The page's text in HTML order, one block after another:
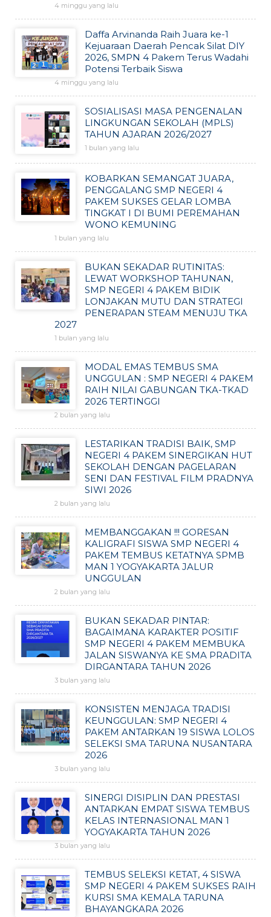
4 minggu yang lalu
Daffa Arvinanda Raih Juara ke-1
Kejuaraan Daerah Pencak Silat DIY
2026, SMPN 4 Pakem Terus Wadahi
Potensi Terbaik Siswa
4 minggu yang lalu
SOSIALISASI MASA PENGENALAN
LINGKUNGAN SEKOLAH (MPLS)
TAHUN AJARAN 2026/2027
1 bulan yang lalu
KOBARKAN SEMANGAT JUARA,
PENGGALANG SMP NEGERI 4
PAKEM SUKSES GELAR LOMBA
TINGKAT I DI BUMI PEREMAHAN
WONO KEMUNING
1 bulan yang lalu
BUKAN SEKADAR RUTINITAS:
LEWAT WORKSHOP TAHUNAN,
SMP NEGERI 4 PAKEM BIDIK
LONJAKAN MUTU DAN STRATEGI
PENERAPAN STEAM MENUJU TKA
2027
1 bulan yang lalu
MODAL EMAS TEMBUS SMA
UNGGULAN : SMP NEGERI 4 PAKEM
RAIH NILAI GABUNGAN TKA-TKAD
2026 TERTINGGI
2 bulan yang lalu
LESTARIKAN TRADISI BAIK, SMP
NEGERI 4 PAKEM SINERGIKAN HUT
SEKOLAH DENGAN PAGELARAN
SENI DAN FESTIVAL FILM PRADNYA
SIWI 2026
2 bulan yang lalu
MEMBANGGAKAN !!! GORESAN
KALIGRAFI SISWA SMP NEGERI 4
PAKEM TEMBUS KETATNYA SPMB
MAN 1 YOGYAKARTA JALUR
UNGGULAN
2 bulan yang lalu
BUKAN SEKADAR PINTAR:
BAGAIMANA KARAKTER POSITIF
SMP NEGERI 4 PAKEM MEMBUKA
JALAN SISWANYA KE SMA PRADITA
DIRGANTARA TAHUN 2026
3 bulan yang lalu
KONSISTEN MENJAGA TRADISI
KEUNGGULAN: SMP NEGERI 4
PAKEM ANTARKAN 19 SISWA LOLOS
SELEKSI SMA TARUNA NUSANTARA
2026
3 bulan yang lalu
SINERGI DISIPLIN DAN PRESTASI
ANTARKAN EMPAT SISWA TEMBUS
KELAS INTERNASIONAL MAN 1
YOGYAKARTA TAHUN 2026
3 bulan yang lalu
TEMBUS SELEKSI KETAT, 4 SISWA
SMP NEGERI 4 PAKEM SUKSES RAIH
KURSI SMA KEMALA TARUNA
BHAYANGKARA 2026